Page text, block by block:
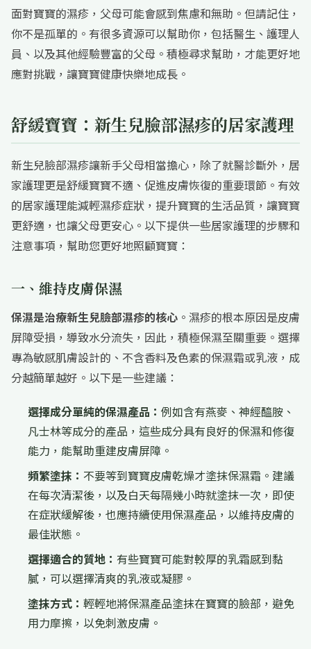
面對寶寶的濕疹，父母可能會感到焦慮和無助。但請記住，
你不是孤單的。有很多資源可以幫助你，包括醫生、護理人
員、以及其他經驗豐富的父母。積極尋求幫助，才能更好地
應對挑戰，讓寶寶健康快樂地成長。
舒緩寶寶：新生兒臉部濕疹的居家護理
新生兒臉部濕疹讓新手父母相當擔心，除了就醫診斷外，居
家護理更是舒緩寶寶不適、促進皮膚恢復的重要環節。有效
的居家護理能減輕濕疹症狀，提升寶寶的生活品質，讓寶寶
更舒適，也讓父母更安心。以下提供一些居家護理的步驟和
注意事項，幫助您更好地照顧寶寶：
一、維持皮膚保濕
保濕是治療新生兒臉部濕疹的核心 。濕疹的根本原因是皮膚
屏障受損，導致水分流失，因此，積極保濕至關重要。選擇
專為敏感肌膚設計的、不含香料及色素的保濕霜或乳液，成
分越簡單越好。以下是一些建議：
選擇成分單純的保濕產品： 例如含有燕麥、神經醯胺、
凡士林等成分的產品，這些成分具有良好的保濕和修復
能力，能幫助重建皮膚屏障。
頻繁塗抹： 不要等到寶寶皮膚乾燥才塗抹保濕霜。建議
在每次清潔後，以及白天每隔幾小時就塗抹一次，即使
在症狀緩解後，也應持續使用保濕產品，以維持皮膚的
最佳狀態。
選擇適合的質地： 有些寶寶可能對較厚的乳霜感到黏
膩，可以選擇清爽的乳液或凝膠。
塗抹方式： 輕輕地將保濕產品塗抹在寶寶的臉部，避免
用力摩擦，以免刺激皮膚。